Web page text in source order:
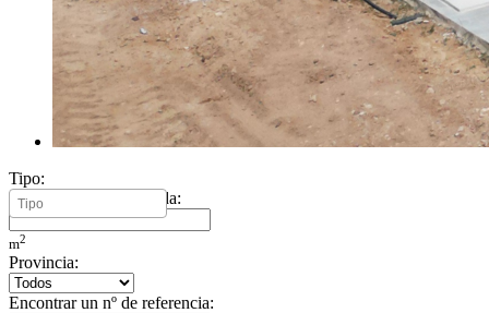
Tipo:
Mínimo metros vivienda:
m2
Provincia:
Encontrar un nº de referencia: